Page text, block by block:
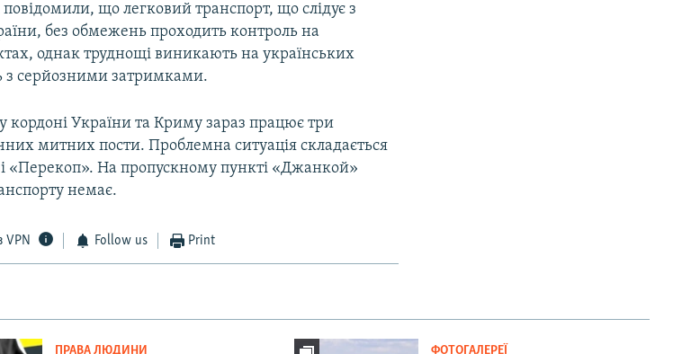
що легковий транспорт, що слідує з
без обмежень проходить контроль на
однак труднощі виникають на українських
з серйозними затримками.
кордоні України та Криму зараз працює три
митних пости. Проблемна ситуація складається
«Перекоп». На пропускному пункті «Джанкой»
немає.
VPN Follow us Print
ПРАВА ЛЮДИНИ ФОТОГАЛЕРЕЇ